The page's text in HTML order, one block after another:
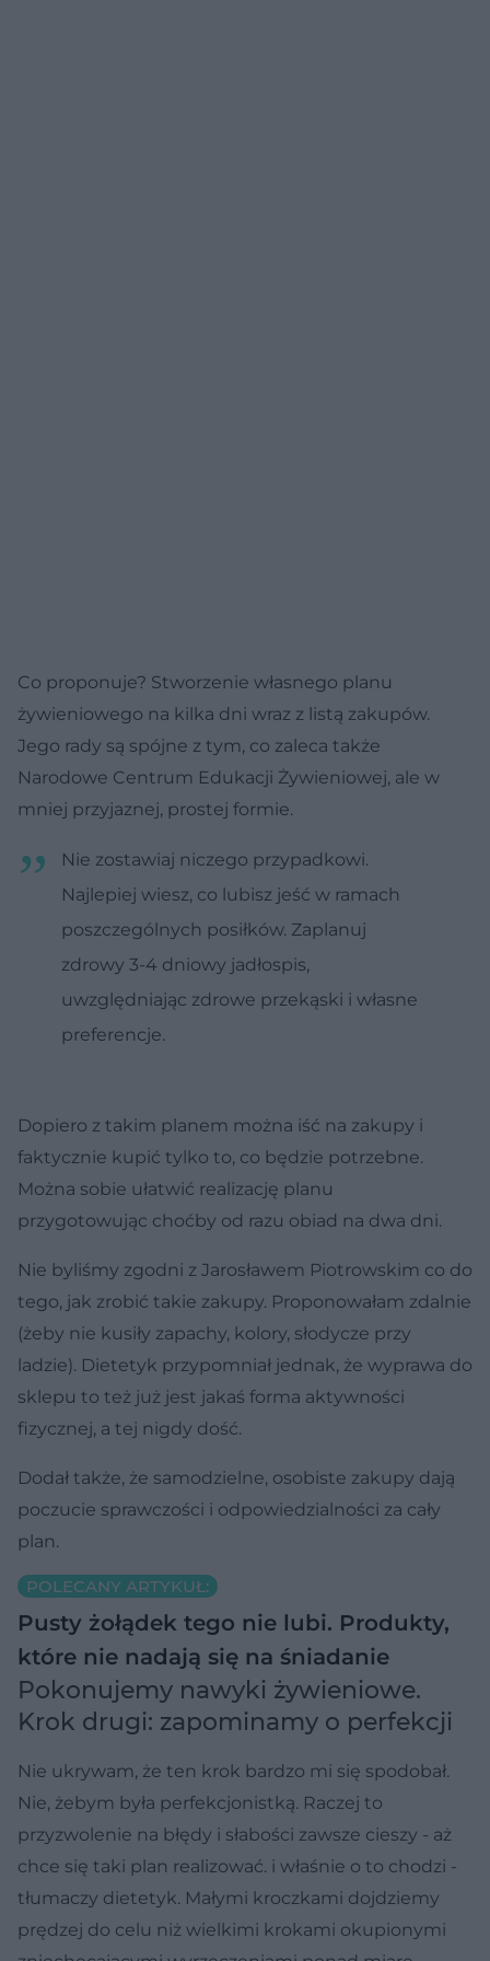
Co proponuje? Stworzenie własnego planu
żywieniowego na kilka dni wraz z listą zakupów.
Jego rady są spójne z tym, co zaleca także
Narodowe Centrum Edukacji Żywieniowej, ale w
mniej przyjaznej, prostej formie.
Nie zostawiaj niczego przypadkowi.
Najlepiej wiesz, co lubisz jeść w ramach
poszczególnych posiłków. Zaplanuj
zdrowy 3-4 dniowy jadłospis,
uwzględniając zdrowe przekąski i własne
preferencje.
Dopiero z takim planem można iść na zakupy i
faktycznie kupić tylko to, co będzie potrzebne.
Można sobie ułatwić realizację planu
przygotowując choćby od razu obiad na dwa dni.
Nie byliśmy zgodni z Jarosławem Piotrowskim co do
tego, jak zrobić takie zakupy. Proponowałam zdalnie
(żeby nie kusiły zapachy, kolory, słodycze przy
ladzie). Dietetyk przypomniał jednak, że wyprawa do
sklepu to też już jest jakaś forma aktywności
fizycznej, a tej nigdy dość.
Dodał także, że samodzielne, osobiste zakupy dają
poczucie sprawczości i odpowiedzialności za cały
plan.
POLECANY ARTYKUŁ:
Pusty żołądek tego nie lubi. Produkty,
które nie nadają się na śniadanie
Pokonujemy nawyki żywieniowe.
Krok drugi: zapominamy o perfekcji
Nie ukrywam, że ten krok bardzo mi się spodobał.
Nie, żebym była perfekcjonistką. Raczej to
przyzwolenie na błędy i słabości zawsze cieszy - aż
chce się taki plan realizować. i właśnie o to chodzi -
tłumaczy dietetyk. Małymi kroczkami dojdziemy
prędzej do celu niż wielkimi krokami okupionymi